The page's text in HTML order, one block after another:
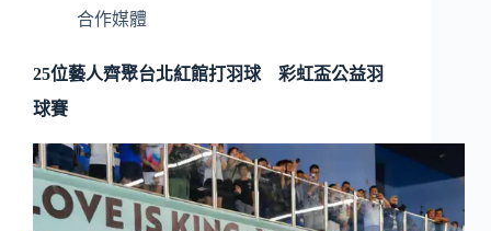
合作媒體
25位藝人齊聚台北紅館打羽球 彩虹盃公益羽
球賽